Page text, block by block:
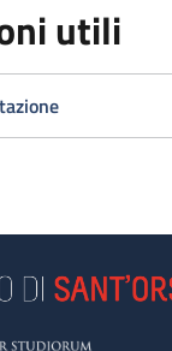
utili